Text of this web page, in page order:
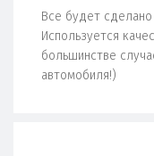
Все будет
Используется
большинстве
автомобиля!)